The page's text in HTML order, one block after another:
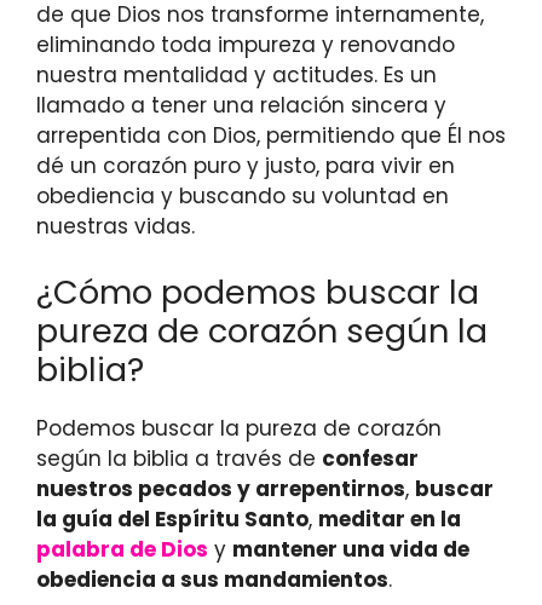
de que Dios nos transforme internamente,
eliminando toda impureza y renovando
nuestra mentalidad y actitudes. Es un
llamado a tener una relación sincera y
arrepentida con Dios, permitiendo que Él nos
dé un corazón puro y justo, para vivir en
obediencia y buscando su voluntad en
nuestras vidas.
¿Cómo podemos buscar la
pureza de corazón según la
biblia?
Podemos buscar la pureza de corazón
según la biblia a través de confesar
nuestros pecados y arrepentirnos, buscar
la guía del Espíritu Santo, meditar en la
palabra de Dios y mantener una vida de
obediencia a sus mandamientos.